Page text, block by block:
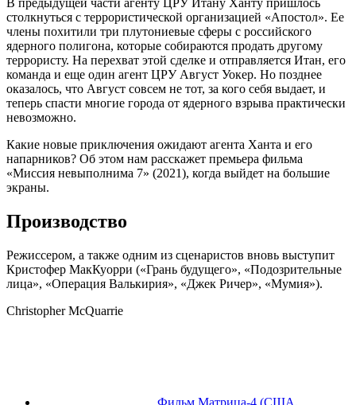
столкнуться с террористической организацией «Апостол». Ее
члены похитили три плутониевые сферы с российского
ядерного полигона, которые собираются продать другому
террористу. На перехват этой сделке и отправляется Итан, его
команда и еще один агент ЦРУ Август Уокер. Но позднее
оказалось, что Август совсем не тот, за кого себя выдает, и
теперь спасти многие города от ядерного взрыва практически
невозможно.
Какие новые приключения ожидают агента Ханта и его
напарников? Об этом нам расскажет премьера фильма
«Миссия невыполнима 7» (2021), когда выйдет на большие
экраны.
Производство
Режиссером, а также одним из сценаристов вновь выступит
Кристофер МакКуорри («Грань будущего», «Подозрительные
лица», «Операция Валькирия», «Джек Ричер», «Мумия»).
Christopher McQuarrie
Фильм Матрица-4 (США,